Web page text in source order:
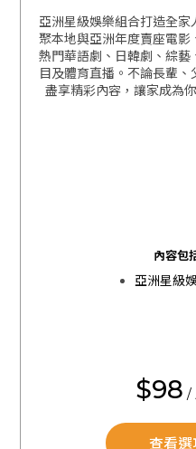
亞洲星級娛樂組合打造全
聚本地與亞洲年度賣座電影
熱門華語劇、日韓劇、綜藝
目及體育直播。不論長輩
盡享精彩內容，讓家成為
內容包
亞洲星級
$98 /
查看選